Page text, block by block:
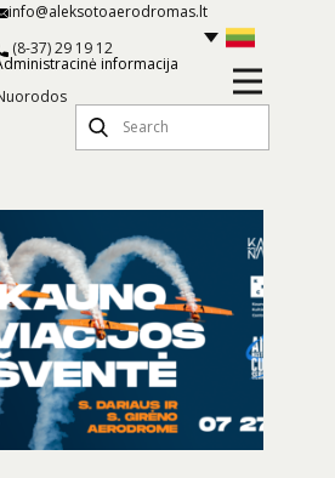
(8-37) 29 19 12
info@aleksotoaerodromas.lt
informacija